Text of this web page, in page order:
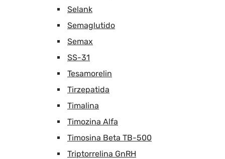
Selank
Semaglutido
Semax
SS-31
Tesamorelin
Tirzepatida
Timalina
Timozina Alfa
Timosina Beta TB-500
Triptorrelina GnRH